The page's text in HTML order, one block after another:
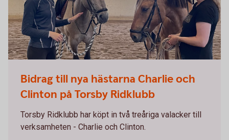
Bidrag till nya hästarna Charlie och
Clinton på Torsby Ridklubb
Torsby Ridklubb har köpt in två treåriga valacker till
verksamheten - Charlie och Clinton.